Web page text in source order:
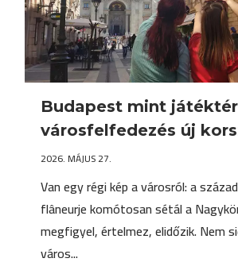
Budapest mint
városfelfedezés új
2026. MÁJUS 27.
Van egy régi kép a városról: a
flâneurje komótosan sétál a
megfigyel, értelmez, elidőzik. Nem
város...